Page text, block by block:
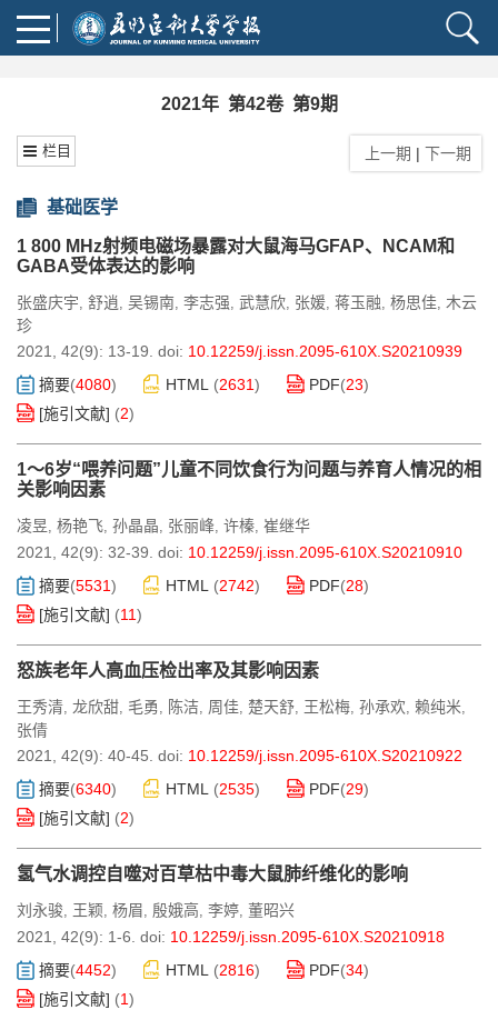
2021年 第42卷 第9期
栏目 上一期 | 下一期
基础医学
1 800 MHz射频电磁场暴露对大鼠海马GFAP、NCAM和
GABA受体表达的影响
张盛庆宇, 舒逍, 吴锡南, 李志强, 武慧欣, 张媛, 蒋玉融, 杨思佳, 木云
珍
2021, 42(9): 13-19. doi: 10.12259/j.issn.2095-610X.S20210939
摘要(4080) HTML (2631) PDF(23)
[施引文献] (2)
1～6岁“喂养问题”儿童不同饮食行为问题与养育人情况的相
关影响因素
凌昱, 杨艳飞, 孙晶晶, 张丽峰, 许榛, 崔继华
2021, 42(9): 32-39. doi: 10.12259/j.issn.2095-610X.S20210910
摘要(5531) HTML (2742) PDF(28)
[施引文献] (11)
怒族老年人高血压检出率及其影响因素
王秀清, 龙欣甜, 毛勇, 陈洁, 周佳, 楚天舒, 王松梅, 孙承欢, 赖纯米,
张倩
2021, 42(9): 40-45. doi: 10.12259/j.issn.2095-610X.S20210922
摘要(6340) HTML (2535) PDF(29)
[施引文献] (2)
氢气水调控自噬对百草枯中毒大鼠肺纤维化的影响
刘永骏, 王颖, 杨眉, 殷娥高, 李婷, 董昭兴
2021, 42(9): 1-6. doi: 10.12259/j.issn.2095-610X.S20210918
摘要(4452) HTML (2816) PDF(34)
[施引文献] (1)